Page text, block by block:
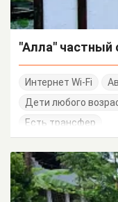
"Алла" частный
Интернет Wi-Fi
Дети любого
Есть трансфер